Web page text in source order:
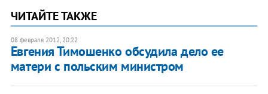
ЧИТАЙТЕ ТАКЖЕ
08 февраля 2012, 20:22
Евгения Тимошенко обсудила дело ее
матери с польским министром